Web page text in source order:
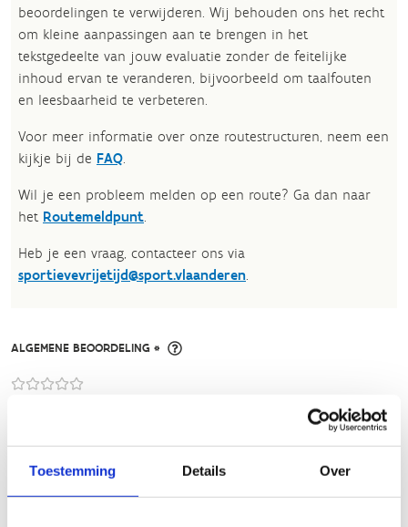
Toestemming Details Over
beoordelingen te verwijderen. Wij behouden ons het recht
om kleine aanpassingen aan te brengen in het
tekstgedeelte van jouw evaluatie zonder de feitelijke
inhoud ervan te veranderen, bijvoorbeeld om taalfouten
en leesbaarheid te verbeteren.​
Voor meer informatie over onze routestructuren, neem een
kijkje bij de FAQ.
Wil je een probleem melden op een route? Ga dan naar
het Routemeldpunt.
Heb je een vraag, contacteer ons via
sportievevrijetijd@sport.vlaanderen.​
ALGEMENE BEOORDELING *